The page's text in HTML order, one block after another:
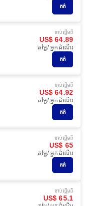
កក់
ចាប់ផ្ដើមពី
US$ 64.89
តម្លៃ/ អ្នកដំណើរ
កក់
ចាប់ផ្ដើមពី
US$ 64.92
តម្លៃ/ អ្នកដំណើរ
កក់
ចាប់ផ្ដើមពី
US$ 65
តម្លៃ/ អ្នកដំណើរ
កក់
ចាប់ផ្ដើមពី
US$ 65.1